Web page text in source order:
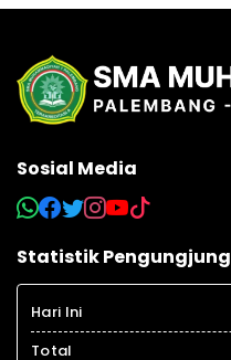
Sosial Media
Statistik Pengungjung
Hari Ini
Total